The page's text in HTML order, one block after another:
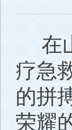
在
疗急
的拼
荣耀